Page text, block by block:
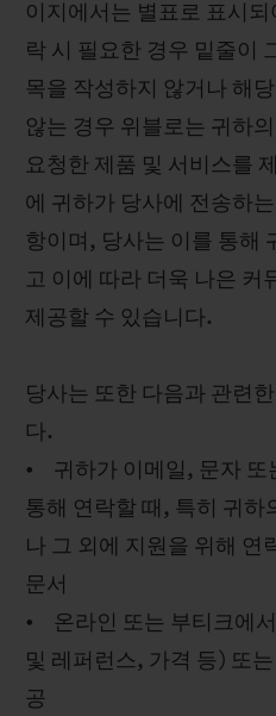
이지에서는 별표로 표시
락 시 필요한 경우 밑줄이
목을 작성하지 않거나 해
않는 경우 위블로는 귀하
요청한 제품 및 서비스를
에 귀하가 당사에 전송하
항이며, 당사는 이를 통해
고 이에 따라 더욱 나은 커
제공할 수 있습니다.
당사는 또한 다음과 관련
다.
• 귀하가 이메일, 문자 또
통해 연락할 때, 특히 귀하
나 그 외에 지원을 위해 연
문서
• 온라인 또는 부티크에
및 레퍼런스, 가격 등) 또
공